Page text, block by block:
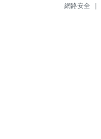
網路安全 |